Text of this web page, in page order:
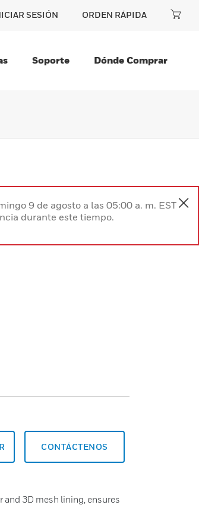
SESIÓN ORDEN RÁPIDA
Soporte Dónde Comprar
9 de agosto a las 05:00 a. m. EST
durante este tiempo.
CONTÁCTENOS
and 3D mesh lining, ensures